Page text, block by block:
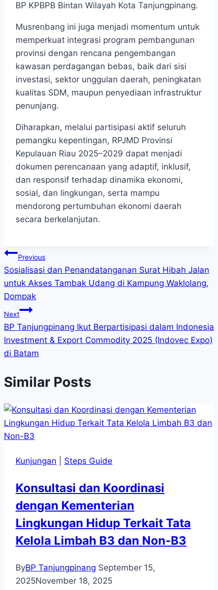
BP KPBPB Bintan Wilayah Kota Tanjungpinang.
Musrenbang ini juga menjadi momentum untuk
memperkuat integrasi program pembangunan
provinsi dengan rencana pengembangan
kawasan perdagangan bebas, baik dari sisi
investasi, sektor unggulan daerah, peningkatan
kualitas SDM, maupun penyediaan infrastruktur
penunjang.
Diharapkan, melalui partisipasi aktif seluruh
pemangku kepentingan, RPJMD Provinsi
Kepulauan Riau 2025–2029 dapat menjadi
dokumen perencanaan yang adaptif, inklusif,
dan responsif terhadap dinamika ekonomi,
sosial, dan lingkungan, serta mampu
mendorong pertumbuhan ekonomi daerah
secara berkelanjutan.
Post
navigation
Previous
Sosialisasi dan Penandatanganan Surat Hibah Jalan
untuk Akses Tambak Udang di Kampung Waklolang,
Dompak
Next
BP Tanjungpinang Ikut Berpartisipasi dalam Indonesia
Investment & Export Commodity 2025 (Indovec Expo)
di Batam
Similar Posts
Kunjungan Steps Guide
Konsultasi dan Koordinasi
dengan Kementerian
Lingkungan Hidup Terkait Tata
Kelola Limbah B3 dan Non-B3
ByBP Tanjungpinang September 15,
2025November 18, 2025